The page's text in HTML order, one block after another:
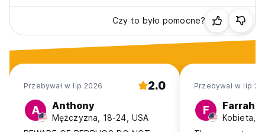
Czy to było pomocne?
Przebywał w lip 2026 2.0
A Anthony
Mężczyzna, 18-24, USA
Przebywał w lip
F Farrah
Kobieta,